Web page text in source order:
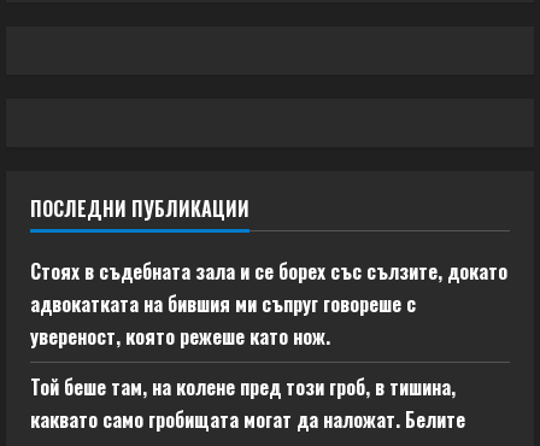
ПОСЛЕДНИ ПУБЛИКАЦИИ
Стоях в съдебната зала и се борех със сълзите, докато
адвокатката на бившия ми съпруг говореше с
увереност, която режеше като нож.
Той беше там, на колене пред този гроб, в тишина,
каквато само гробищата могат да наложат. Белите